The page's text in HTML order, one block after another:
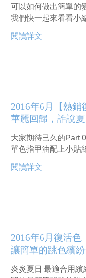
可以如何做出簡單的
我們快一起來看看小
閱讀詳文
2016年6月【熱銷
華麗回歸，誰說
大家期待已久的Part
單色指甲油配上小貼
閱讀詳文
2016年6月復活色
讓簡單的跳色繽紛
炎炎夏日,最適合用繽